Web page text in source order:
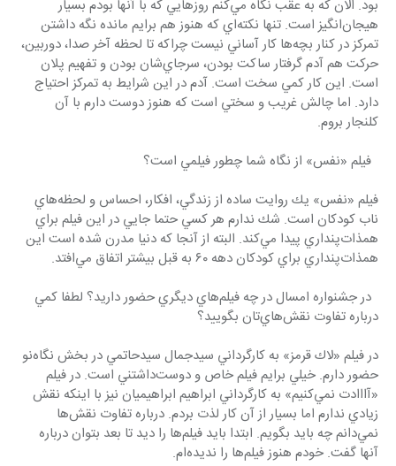
بود. الان كه به عقب نگاه مي‌كنم روزهايي كه با آنها بودم بسيار
هيجان‌انگيز است. تنها نكته‌اي كه هنوز هم برايم مانده نگه داشتن
تمركز در كنار بچه‌ها كار آساني نيست چراكه تا لحظه آخر صدا، دوربين،
حركت هم آدم گرفتار ساكت بودن، سرجاي‌شان بودن و تفهيم پلان
است. اين كار كمي سخت است. آدم در اين شرايط به تمركز احتياج
دارد. اما چالش غريب و سختي است كه هنوز دوست دارم با آن
كلنجار بروم.
فيلم «نفس» از نگاه شما چطور فيلمي است؟
فيلم «نفس» يك روايت ساده از زندگي، افكار، احساس و لحظه‌هاي
ناب كودكان است. شك ندارم هر كسي حتما جايي در اين فيلم براي
همذات‌پنداري پيدا مي‌كند. البته از آنجا كه دنيا مدرن شده است اين
همذات‌پنداري براي كودكان دهه ٦٠ به قبل بيشتر اتفاق مي‌افتد.
در جشنواره امسال در چه فيلم‌هاي ديگري حضور داريد؟ لطفا كمي
درباره تفاوت نقش‌هاي‌تان بگوييد؟
در فيلم «لاك قرمز» به كارگرداني سيدجمال سيدحاتمي در بخش نگاه‌نو
حضور دارم. خيلي برايم فيلم خاص و دوست‌داشتني است. در فيلم
«آااادت نمي‌كنيم» به كارگرداني ابراهيم ابراهيميان نيز با اينكه نقش
زيادي ندارم اما بسيار از آن كار لذت بردم. درباره تفاوت نقش‌ها
نمي‌دانم چه بايد بگويم. ابتدا بايد فيلم‌ها را ديد تا بعد بتوان درباره
آنها گفت. خودم هنوز فيلم‌ها را نديده‌ام.